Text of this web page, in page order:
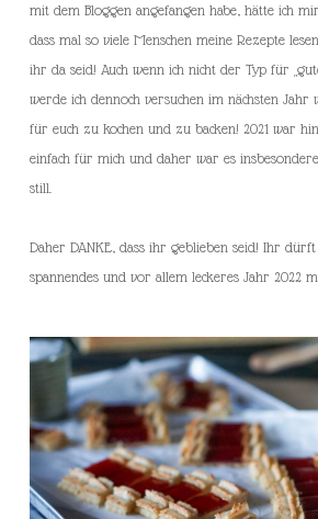
mit dem Bloggen angefangen habe, hätte ich
dass mal so viele Menschen meine Rezepte
ihr da seid! Auch wenn ich nicht der Typ für
werde ich dennoch versuchen im nächsten
für euch zu kochen und zu backen! 2021 war
einfach für mich und daher war es
still.
Daher DANKE, dass ihr geblieben seid! Ihr
spannendes und vor allem leckeres Jahr 2022